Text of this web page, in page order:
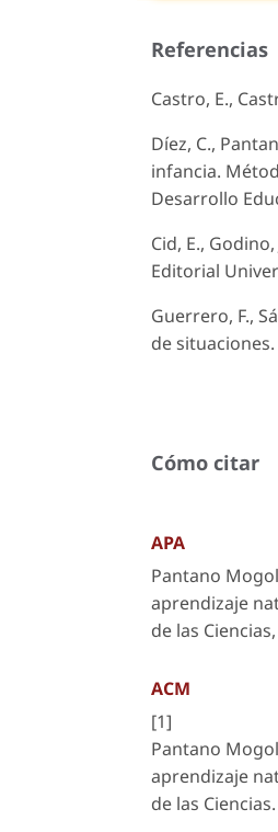
Referencias
Castro, E.,
Díez, C.,
infancia.
Desarrollo
Cid, E.,
Editorial
Guerrero, F.,
de
Cómo citar
APA
Pantano
aprendizaje
de las Ciencias,
ACM
[1]
Pantano
aprendizaje
de las Ciencias